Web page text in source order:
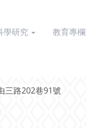
學研究 教育專欄
三路202巷91號